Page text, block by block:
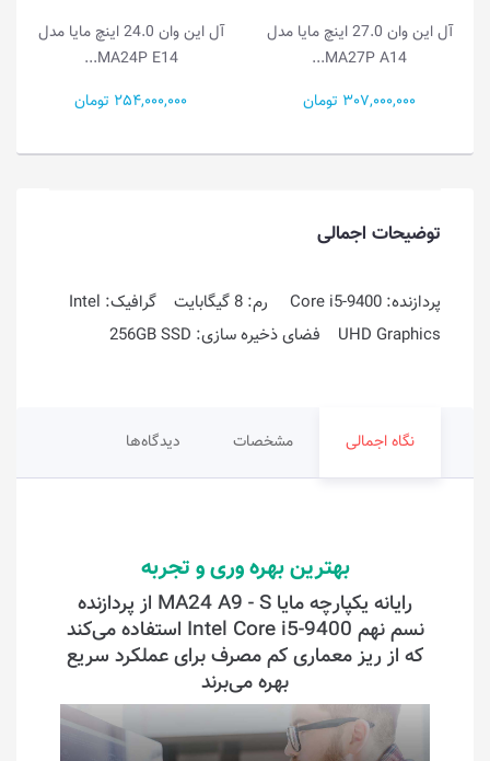
آل این وان 27.0 اینچ مایا مدل
MA27P A14...
307,000,000 تومان
آل این وان 24.0 اینچ مایا مدل
MA24P E14...
254,000,000 تومان
توضیحات اجمالی
پردازنده: Core i5-9400 رم: 8 گیگابایت گرافیک: Intel
UHD Graphics فضای ذخیره سازی: 256GB SSD
نگاه اجمالی مشخصات دیدگاه‌ها
بهترین بهره وری و تجربه
رایانه یکپارچه مایا MA24 A9 - S از پردازنده
نسم نهم Intel Core i5-9400 استفاده می‌کند
که از ریز معماری کم مصرف برای عملکرد سریع
بهره می‌برند